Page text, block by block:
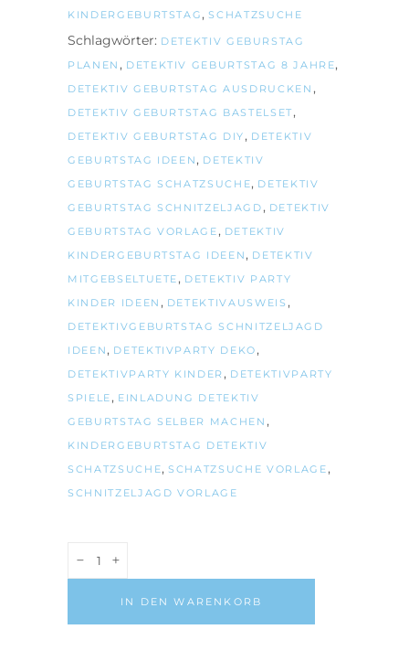
KINDERGEBURTSTAG ,SCHATZSUCHE
Schlagwörter: DETEKTIV GEBURSTAG
PLANEN , DETEKTIV GEBURTSTAG 8 JAHRE,
DETEKTIV GEBURTSTAG AUSDRUCKEN ,
DETEKTIV GEBURTSTAG BASTELSET,
DETEKTIV GEBURTSTAG DIY , DETEKTIV
GEBURTSTAG IDEEN , DETEKTIV
GEBURTSTAG SCHATZSUCHE, DETEKTIV
GEBURTSTAG SCHNITZELJAGD , DETEKTIV
GEBURTSTAG VORLAGE , DETEKTIV
KINDERGEBURTSTAG IDEEN , DETEKTIV
MITGEBSELTUETE , DETEKTIV PARTY
KINDER IDEEN , DETEKTIVAUSWEIS ,
DETEKTIVGEBURTSTAG SCHNITZELJAGD
IDEEN , DETEKTIVPARTY DEKO ,
DETEKTIVPARTY KINDER , DETEKTIVPARTY
SPIELE , EINLADUNG DETEKTIV
GEBURTSTAG SELBER MACHEN ,
KINDERGEBURTSTAG DETEKTIV
SCHATZSUCHE,SCHATZSUCHE VORLAGE ,
SCHNITZELJAGD VORLAGE
Detektiv
RUNDUM-
SORGLOS-
PAKET,
IN DEN WARENKORB